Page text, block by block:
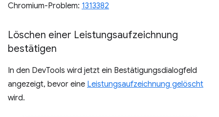
Chromium-Problem: 1313382
Löschen einer Leistungsaufzeichnung
bestätigen
In den DevTools wird jetzt ein Bestätigungsdialogfeld
angezeigt, bevor eine Leistungsaufzeichnung gelöscht
wird.